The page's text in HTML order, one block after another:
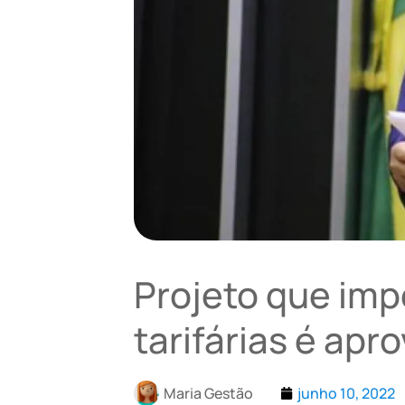
Projeto que
tarifárias é
Maria Gestão junho 10, 2022